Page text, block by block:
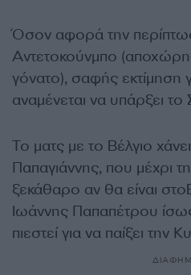
Όσον αφορά την
Αντετοκούνμπο
γόνατο), σαφής εκτίμηση
αναμένεται να υπάρξει
Το ματς με το Βέλγιο
Παπαγιάννης, που μέχρι
ξεκάθαρο αν θα είναι στο
Ιωάννης Παπαπέτρου
πιεστεί για να παίξει την